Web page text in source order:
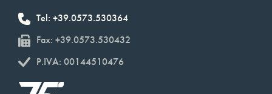
Tel: +39.0573.530364
Fax: +39.0573.530432
P.IVA: 00144510476